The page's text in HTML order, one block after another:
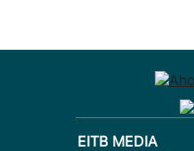
EITB MEDIA